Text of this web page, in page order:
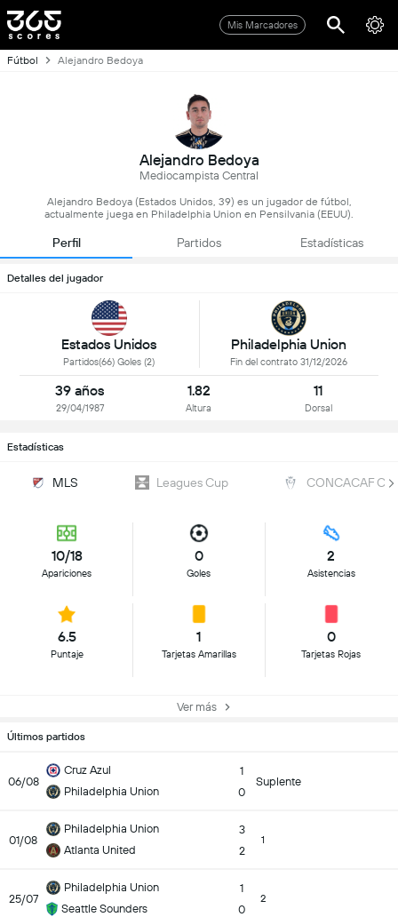
Mis Marcadores
Fútbol Alejandro Bedoya
Alejandro Bedoya
Mediocampista Central
Alejandro Bedoya (Estados Unidos, 39) es un jugador de fútbol,
actualmente juega en Philadelphia Union en Pensilvania (EEUU).
Perfil Partidos Estadísticas
Detalles del jugador
Estados Unidos
Partidos(66) Goles (2)
Philadelphia Union
Fin del contrato 31/12/2026
39 años
29/04/1987
1.82
Altura
11
Dorsal
Estadísticas
MLS Leagues Cup CONCACAF
10/18
Apariciones
0
Goles
2
Asistencias
6.5
Puntaje
1
Tarjetas Amarillas
0
Tarjetas Rojas
Ver más
Últimos partidos
06/08
Cruz Azul
Philadelphia Union
1
0
Suplente
01/08
Philadelphia Union
Atlanta United
3
2
1
25/07
Philadelphia Union
Seattle Sounders
1
0
2